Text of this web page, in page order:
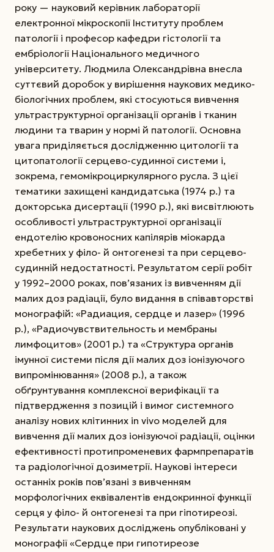
року — науковий керівник лабораторії
електронної мікроскопії Інституту проблем
патології і професор кафедри гістології та
ембріології Національного медичного
університету. Людмила Олександрівна внесла
суттєвий доробок у вирішення наукових медико-
біологічних проблем, які стосуються вивчення
ультраструктурної організації органів і тканин
людини та тварин у нормі й патології. Основна
увага приділяється дослідженню цитології та
цитопатології серцево-судинної системи і,
зокрема, гемомікроциркулярного русла. З цієї
тематики захищені кандидатська (1974 р.) та
докторська дисертації (1990 р.), які висвітлюють
особливості ультраструктурної організації
ендотелію кровоносних капілярів міокарда
хребетних у філо- й онтогенезі та при серцево-
судинній недостатності. Результатом серії робіт
у 1992–2000 роках, пов’язаних із вивченням дії
малих доз радіації, було видання в співавторстві
монографій: «Радиация, сердце и лазер» (1996
р.), «Радиочувствительность и мембраны
лимфоцитов» (2001 р.) та «Структура органів
імунної системи після дії малих доз іонізуючого
випромінювання» (2008 р.), а також
обґрунтування комплексної верифікації та
підтвердження з позицій і вимог системного
аналізу нових клітинних in vivo моделей для
вивчення дії малих доз іонізуючої радіації, оцінки
ефективності протипроменевих фармпрепаратів
та радіологічної дозиметрії. Наукові інтереси
останніх років пов’язані з вивченням
морфологічних еквівалентів ендокринної функції
серця у філо- й онтогенезі та при гіпотиреозі.
Результати наукових досліджень опубліковані у
монографії «Сердце при гипотиреозе